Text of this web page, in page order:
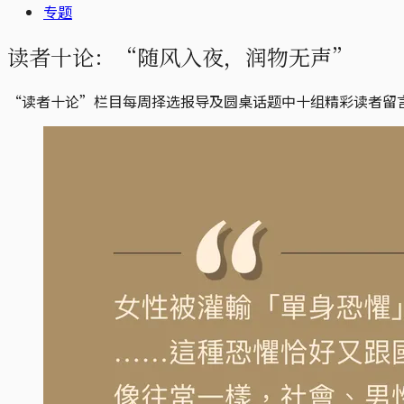
专题
读者十论：“随风入夜，润物无声”
“读者十论”栏目每周择选报导及圆桌话题中十组精彩读者留